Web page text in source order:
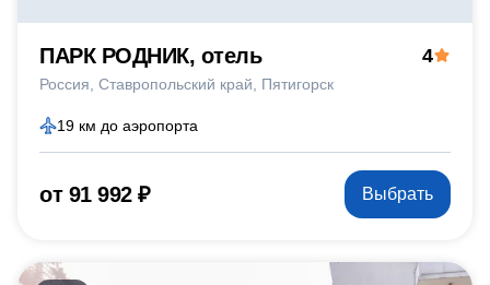
ПАРК РОДНИК, отель
Россия Ставропольский край Пятигорск
4
19 км до аэропорта
от 91 992 ₽ Выбрать